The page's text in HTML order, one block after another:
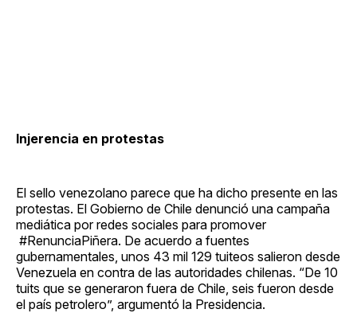
Injerencia en protestas
El sello venezolano parece que ha dicho presente en las
protestas. El Gobierno de Chile denunció una campaña
mediática por redes sociales para promover
#RenunciaPiñera. De acuerdo a fuentes
gubernamentales, unos 43 mil 129 tuiteos salieron desde
Venezuela en contra de las autoridades chilenas. “De 10
tuits que se generaron fuera de Chile, seis fueron desde
el país petrolero”, argumentó la Presidencia.